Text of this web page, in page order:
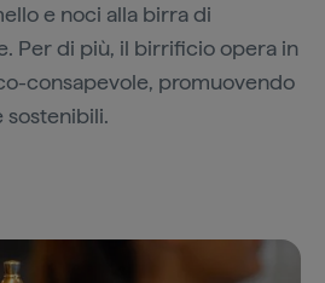
e noci alla birra di
Per di più, il birrificio opera in
consapevole, promuovendo
sostenibili.